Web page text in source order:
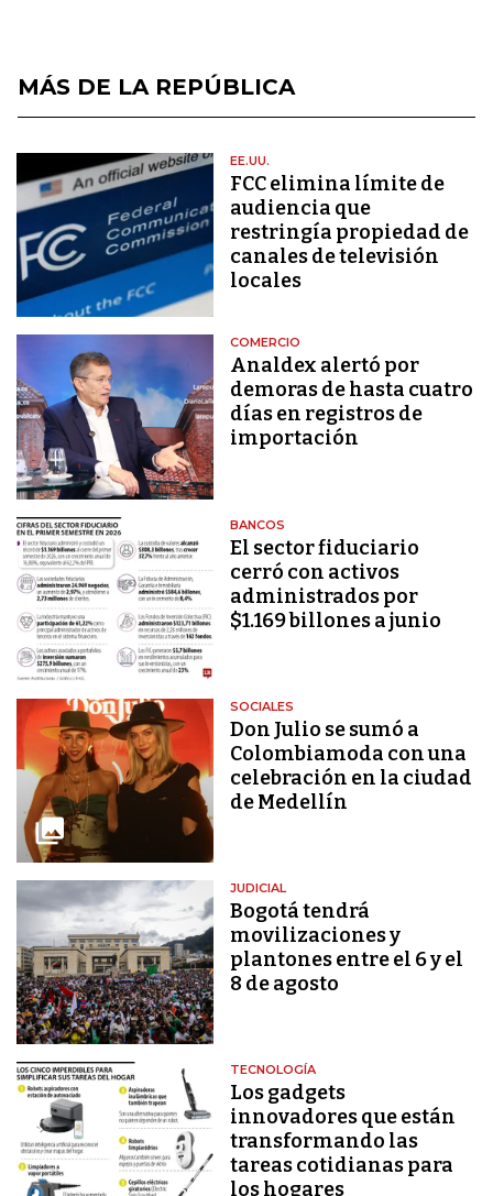
MÁS DE LA REPÚBLICA
EE.UU.
FCC elimina límite de
audiencia que
restringía propiedad de
canales de televisión
locales
COMERCIO
Analdex alertó por
demoras de hasta cuatro
días en registros de
importación
BANCOS
El sector fiduciario
cerró con activos
administrados por
$1.169 billones a junio
SOCIALES
Don Julio se sumó a
Colombiamoda con una
celebración en la ciudad
de Medellín
JUDICIAL
Bogotá tendrá
movilizaciones y
plantones entre el 6 y el
8 de agosto
TECNOLOGÍA
Los gadgets
innovadores que están
transformando las
tareas cotidianas para
los hogares